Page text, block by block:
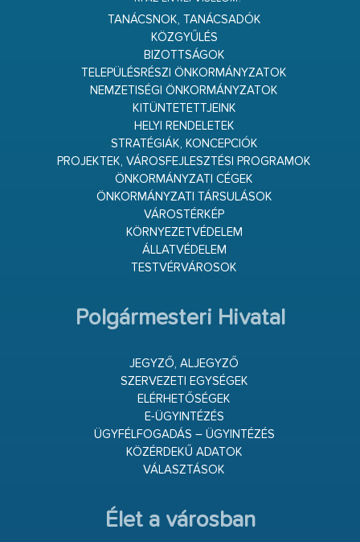
TANÁCSNOK, TANÁCSADÓK
KÖZGYŰLÉS
BIZOTTSÁGOK
TELEPÜLÉSRÉSZI ÖNKORMÁNYZATOK
NEMZETISÉGI ÖNKORMÁNYZATOK
KITÜNTETETTJEINK
HELYI RENDELETEK
STRATÉGIÁK, KONCEPCIÓK
PROJEKTEK, VÁROSFEJLESZTÉSI PROGRAMOK
ÖNKORMÁNYZATI CÉGEK
ÖNKORMÁNYZATI TÁRSULÁSOK
VÁROSTÉRKÉP
KÖRNYEZETVÉDELEM
ÁLLATVÉDELEM
TESTVÉRVÁROSOK
Polgármesteri Hivatal
JEGYZŐ, ALJEGYZŐ
SZERVEZETI EGYSÉGEK
ELÉRHETŐSÉGEK
E-ÜGYINTÉZÉS
ÜGYFÉLFOGADÁS – ÜGYINTÉZÉS
KÖZÉRDEKŰ ADATOK
VÁLASZTÁSOK
Élet a városban